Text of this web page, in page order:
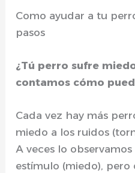
Como ayudar a tu
pasos
¿Tú perro sufre
contamos cómo
Cada vez hay más
miedo a los ruidos
A veces lo
estímulo (miedo), pero